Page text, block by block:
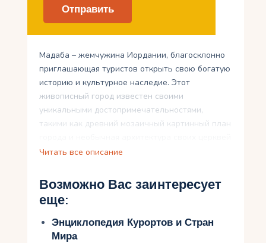
Мадаба – жемчужина Иордании, благосклонно
приглашающая туристов открыть свою богатую
историю и культурное наследие. Этот
живописный город известен своими
уникальными достопримечательностями,
такими как древний мозаичный картинный план
и соборов. Но Мадаба – это не только место для
Здесь можно насладиться традиционной едой,
которая не оставит равнодушными гурманов. А
чтобы сблизиться с Мадабой еще ближе,
следует исследовать город как настоящий
местный житель. Вперед, давайте раскроем
Читать все описание
Возможно Вас заинтересует
еще:
Энциклопедия Курортов и Стран
Мира